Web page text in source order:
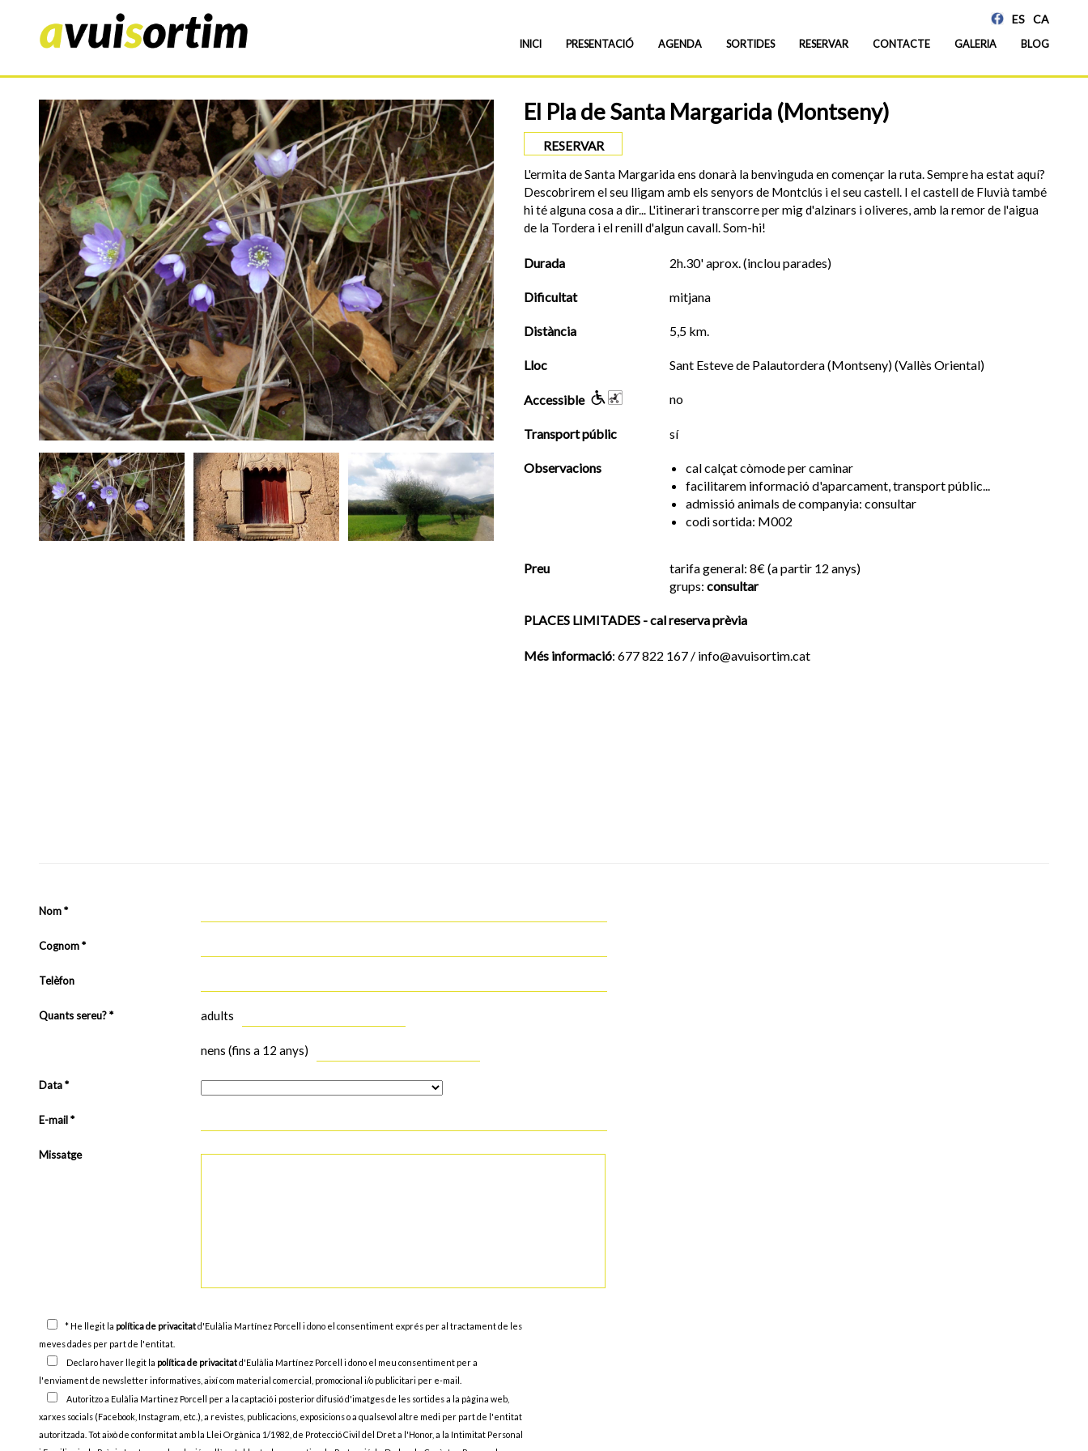
CA
ES
INICI PRESENTACIÓ AGENDA SORTIDES RESERVAR CONTACTE GALERIA BLOG
El Pla de Santa Margarida (Montseny)
RESERVAR
L'ermita de Santa Margarida ens donarà la benvinguda en començar la ruta. Sempre ha estat aquí?
Descobrirem el seu lligam amb els senyors de Montclús i el seu castell. I el castell de Fluvià també
hi té alguna cosa a dir... L'itinerari transcorre per mig d'alzinars i oliveres, amb la remor de l'aigua
de la Tordera i el renill d'algun cavall. Som-hi!
Durada 2h.30' aprox. (inclou parades)
Dificultat mitjana
Distància 5,5 km.
Lloc Sant Esteve de Palautordera (Montseny) (Vallès Oriental)
Accessible no
Transport públic sí
Observacions
cal calçat còmode per caminar
facilitarem informació d'aparcament, transport públic...
admissió animals de companyia: consultar
codi sortida: M002
Preu
tarifa general: 8€ (a partir 12 anys)
grups:consultar
PLACES LIMITADES - cal reserva prèvia
Més informació: 677 822 167 / info@avuisortim.cat
Nom *
Cognom *
Telèfon
Quants sereu? * adults
nens (fins a 12 anys)
Data *
E-mail *
Missatge
* He llegit la política de privacitatd'Eulàlia Martínez Porcell i dono el consentiment exprés per al tractament de les
meves dades per part de l'entitat.
Declaro haver llegit la política de privacitatd'Eulàlia Martínez Porcell i dono el meu consentiment per a
l'enviament de newsletter informatives, així com material comercial, promocional i/o publicitari per e-mail.
Autoritzo a Eulàlia Martinez Porcell per a la captació i posterior difusió d'imatges de les sortides a la pàgina web,
xarxes socials (Facebook, Instagram, etc.), a revistes, publicacions, exposicions o a qualsevol altre medi per part de l'entitat
autoritzada. Tot això de conformitat amb la Llei Orgànica 1/1982, de Protecció Civil del Dret a l'Honor, a la Intimitat Personal